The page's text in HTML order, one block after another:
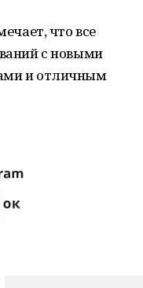
что все
с новыми
и отличным